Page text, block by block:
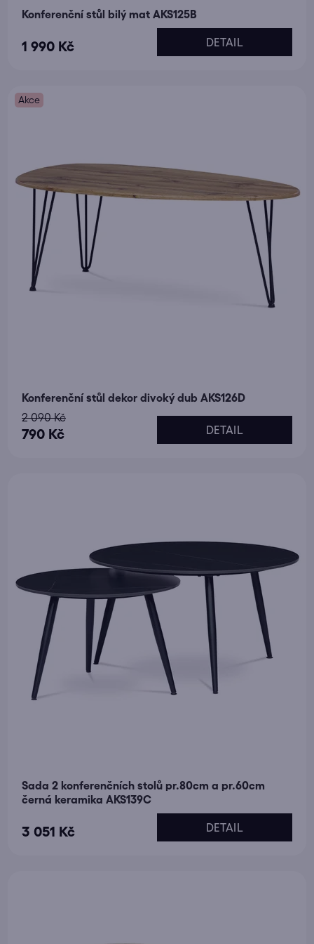
Konferenční stůl bilý mat AKS125B
1 990 Kč DETAIL
Akce
Konferenční stůl dekor divoký dub AKS126D
790 Kč
2 090 Kč
DETAIL
Sada 2 konferenčních stolů pr.80cm a pr.60cm
černá keramika AKS139C
3 051 Kč DETAIL